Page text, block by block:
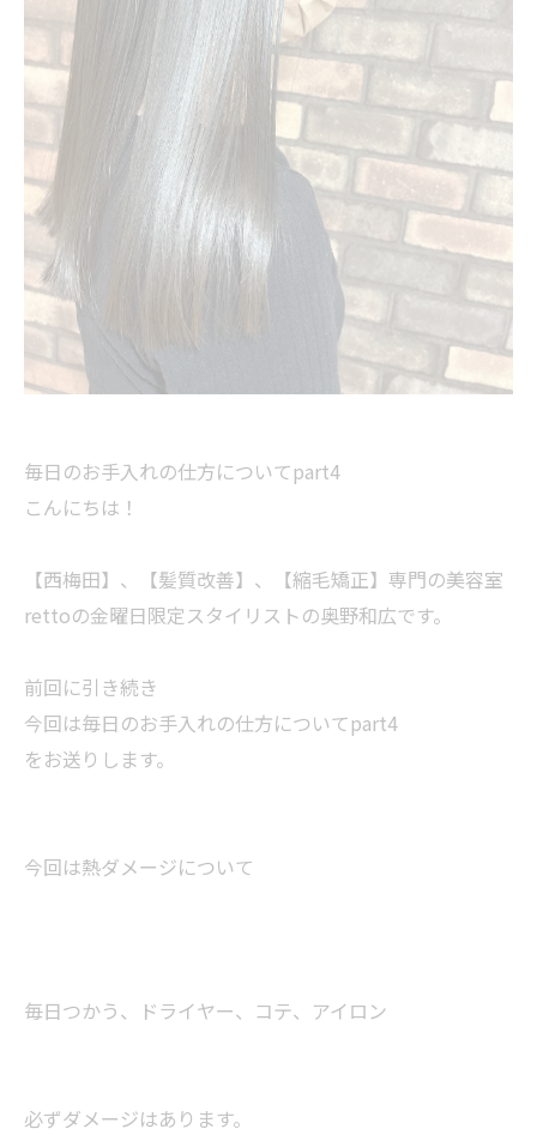
毎日のお手入れの仕方についてpart4
こんにちは！
【西梅田】、【髪質改善】、【縮毛矯正】専門の美容室
rettoの金曜日限定スタイリストの奥野和広です。
前回に引き続き
今回は毎日のお手入れの仕方についてpart4
をお送りします。
今回は熱ダメージについて
毎日つかう、ドライヤー、コテ、アイロン
必ずダメージはあります。